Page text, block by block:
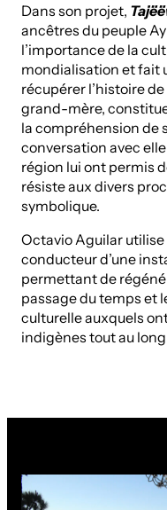
Dans son projet,
ancêtres du peuple
l’importance de la
mondialisation et fait
récupérer l’histoire
grand-mère,
la compréhension de
conversation avec
région lui ont permis
résiste aux divers
symbolique.
Octavio Aguilar
conducteur d’une
permettant de
passage du temps et
culturelle auxquels
indigènes tout au